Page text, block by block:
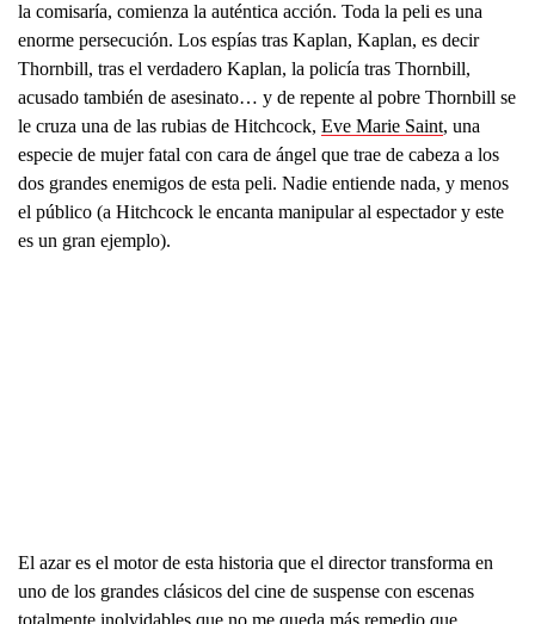
la comisaría, comienza la auténtica acción. Toda la peli es una
enorme persecución. Los espías tras Kaplan, Kaplan, es decir
Thornbill, tras el verdadero Kaplan, la policía tras Thornbill,
acusado también de asesinato… y de repente al pobre Thornbill se
le cruza una de las rubias de Hitchcock, Eve Marie Saint, una
especie de mujer fatal con cara de ángel que trae de cabeza a los
dos grandes enemigos de esta peli. Nadie entiende nada, y menos
el público (a Hitchcock le encanta manipular al espectador y este
es un gran ejemplo).
El azar es el motor de esta historia que el director transforma en
uno de los grandes clásicos del cine de suspense con escenas